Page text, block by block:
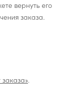
вернуть его
заказа.
заказа».